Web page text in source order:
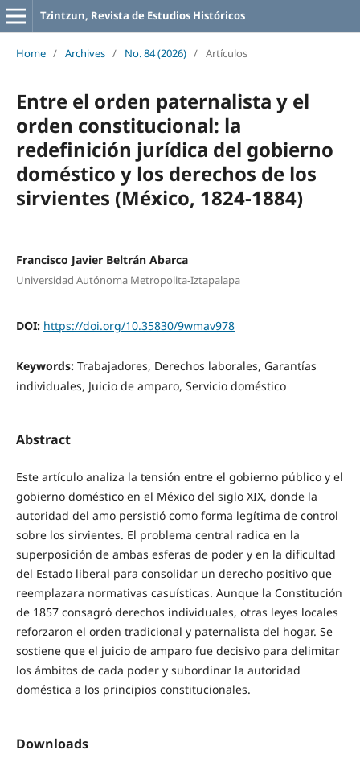
Tzintzun, Revista de Estudios Históricos
Home / Archives / No. 84 (2026) / Artículos
Entre el orden paternalista y el
orden constitucional: la
redefinición jurídica del gobierno
doméstico y los derechos de los
sirvientes (México, 1824-1884)
Francisco Javier Beltrán Abarca
Universidad Autónoma Metropolita-Iztapalapa
DOI: https://doi.org/10.35830/9wmav978
Keywords: Trabajadores, Derechos laborales, Garantías
individuales, Juicio de amparo, Servicio doméstico
Abstract
Este artículo analiza la tensión entre el gobierno público y el
gobierno doméstico en el México del siglo XIX, donde la
autoridad del amo persistió como forma legítima de control
sobre los sirvientes. El problema central radica en la
superposición de ambas esferas de poder y en la dificultad
del Estado liberal para consolidar un derecho positivo que
reemplazara normativas casuísticas. Aunque la Constitución
de 1857 consagró derechos individuales, otras leyes locales
reforzaron el orden tradicional y paternalista del hogar. Se
sostiene que el juicio de amparo fue decisivo para delimitar
los ámbitos de cada poder y subordinar la autoridad
doméstica a los principios constitucionales.
Downloads